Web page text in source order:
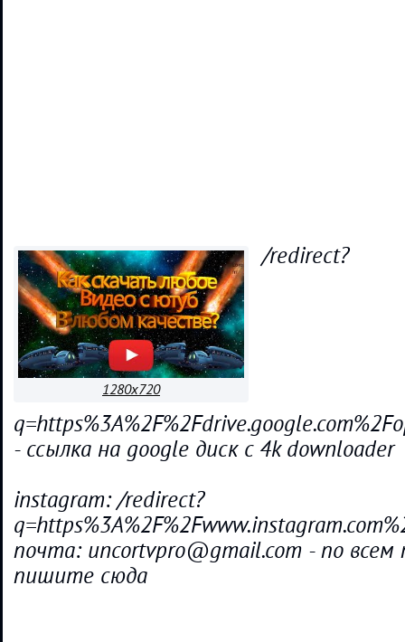
1280x720
/redirect?
- ссылка на google диск с 4k downloader
instagram: /redirect?
почта: uncortvpro@gmail.com - по всем
пишите сюда